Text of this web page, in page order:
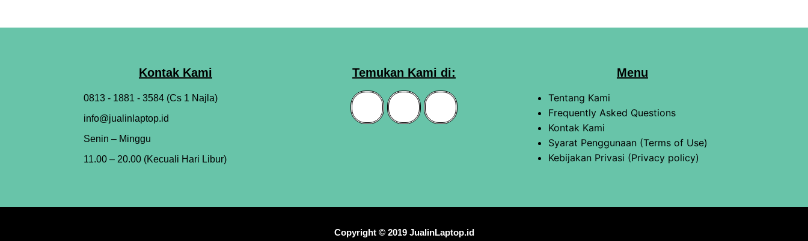
Kontak Kami
0813 - 1881 - 3584 (Cs 1 Najla)
info@jualinlaptop.id
Senin – Minggu
11.00 – 20.00 (Kecuali Hari Libur)
Temukan Kami di: Menu
Tentang Kami
Frequently Asked Questions
Kontak Kami
Syarat Penggunaan (Terms of Use)
Kebijakan Privasi (Privacy policy)
Copyright © 2019 JualinLaptop.id